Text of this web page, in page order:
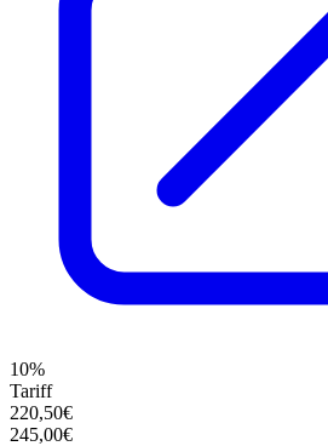
10%
Tariff
220,50€
245,00€